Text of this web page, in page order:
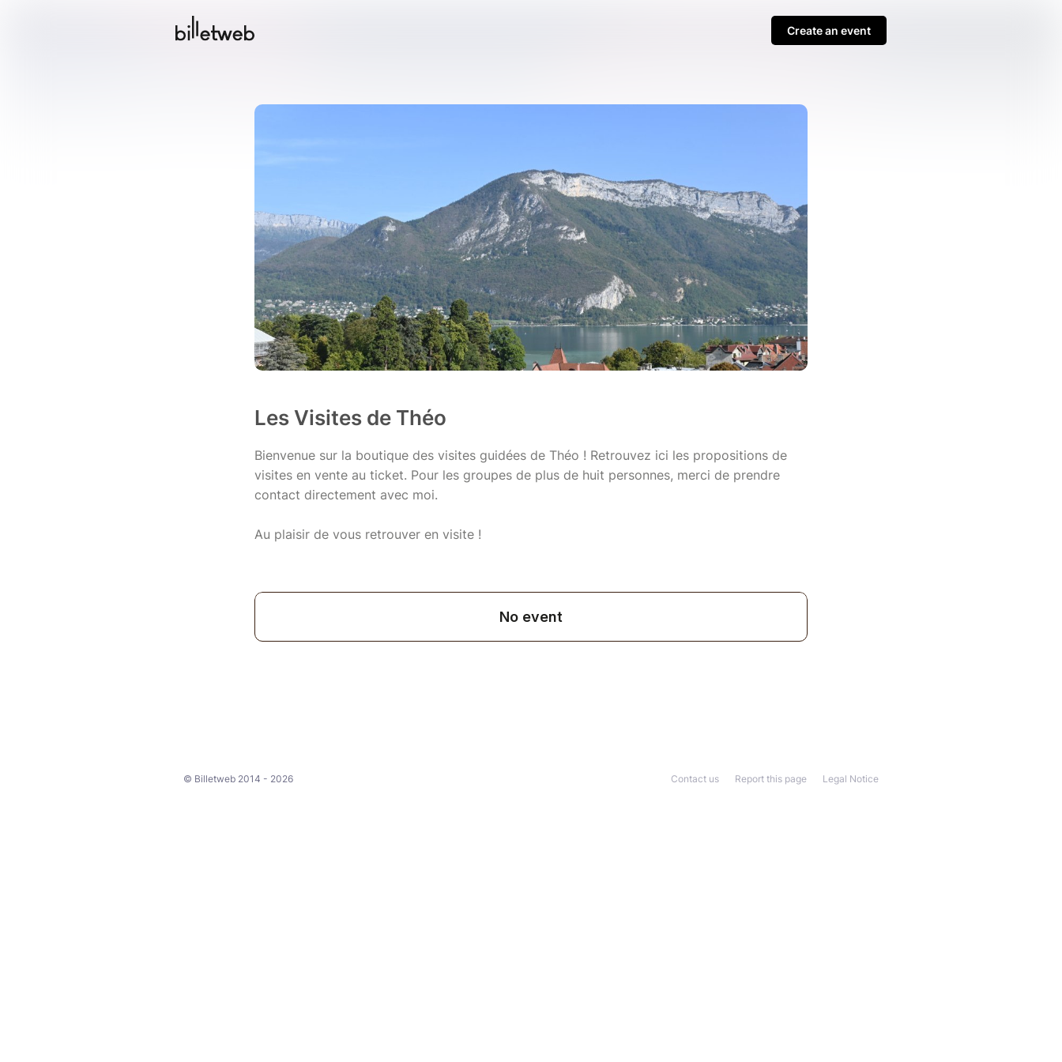
Create an event
Les Visites de Théo
Bienvenue sur la boutique des visites guidées de Théo ! Retrouvez ici les propositions de
visites en vente au ticket. Pour les groupes de plus de huit personnes, merci de prendre
contact directement avec moi.
Au plaisir de vous retrouver en visite !
© Billetweb 2014 - 2026 Legal Notice
Report this page
Contact us